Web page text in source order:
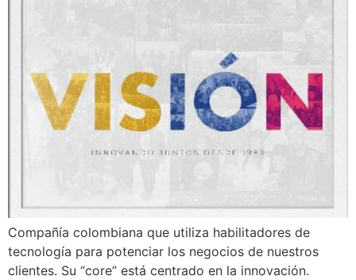
Compañía colombiana que utiliza habilitadores de
tecnología para potenciar los negocios de nuestros
clientes. Su “core” está centrado en la innovación.